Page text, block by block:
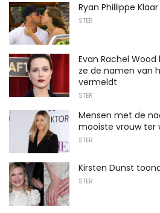
Ryan Phillippe
STER
Evan Rachel
ze de namen van
vermeldt
STER
Mensen met de
mooiste vrouw ter
STER
Kirsten Dunst
STER